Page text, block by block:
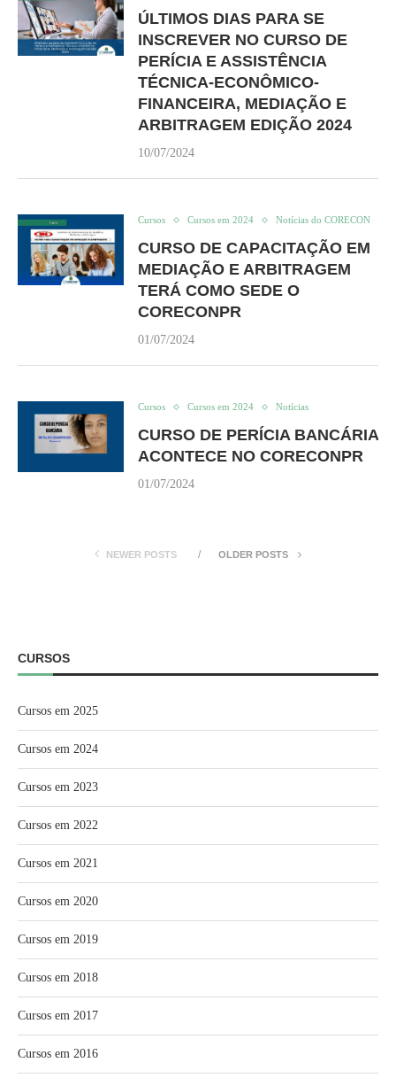
ÚLTIMOS DIAS PARA SE
INSCREVER NO CURSO DE
PERÍCIA E ASSISTÊNCIA
TÉCNICA-ECONÔMICO-
FINANCEIRA, MEDIAÇÃO E
ARBITRAGEM EDIÇÃO 2024
10/07/2024
Cursos Cursos em 2024 Notícias do CORECON
CURSO DE CAPACITAÇÃO EM
MEDIAÇÃO E ARBITRAGEM
TERÁ COMO SEDE O
CORECONPR
01/07/2024
Cursos Cursos em 2024 Notícias
CURSO DE PERÍCIA BANCÁRIA
ACONTECE NO CORECONPR
01/07/2024
NEWER POSTS OLDER POSTS
CURSOS
Cursos em 2025
Cursos em 2024
Cursos em 2023
Cursos em 2022
Cursos em 2021
Cursos em 2020
Cursos em 2019
Cursos em 2018
Cursos em 2017
Cursos em 2016